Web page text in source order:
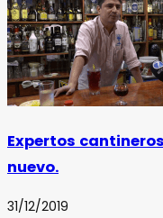
Expertos
nuevo.
31/12/2019